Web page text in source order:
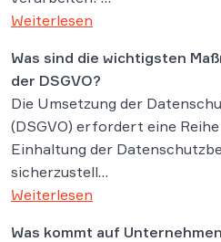
Weiterlesen
Was sind die wichtigsten
der DSGVO?
Die Umsetzung der
(DSGVO) erfordert eine
Einhaltung der
sicherzustell…
Weiterlesen
Was kommt auf